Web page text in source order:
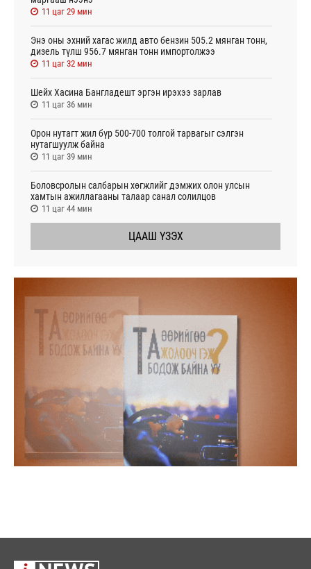
11 цаг 29 мин
Энэ оны эхний хагас жилд авто бензин 505.2 мянган тонн,
дизель түлш 956.7 мянган тонн импортолжээ
11 цаг 32 мин
Шейх Хасина Бангладешт эргэн ирэхээ зарлав
11 цаг 36 мин
Орон нутагт жил бүр 500-700 толгой тарвагыг сэлгэн
нутагшуулж байна
11 цаг 39 мин
Боловсролын салбарын хөгжлийг дэмжих олон улсын
хамтын ажиллагааны талаар санал солилцов
11 цаг 44 мин
ЦААШ ҮЗЭХ